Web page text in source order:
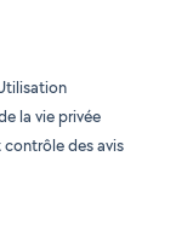
la vie privée
des avis